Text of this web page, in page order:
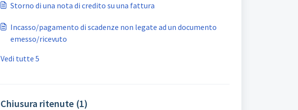
Storno di una nota di credito su una fattura
Incasso/pagamento di scadenze non legate ad un documento
emesso/ricevuto
Vedi tutte 5
Chiusura ritenute (1)